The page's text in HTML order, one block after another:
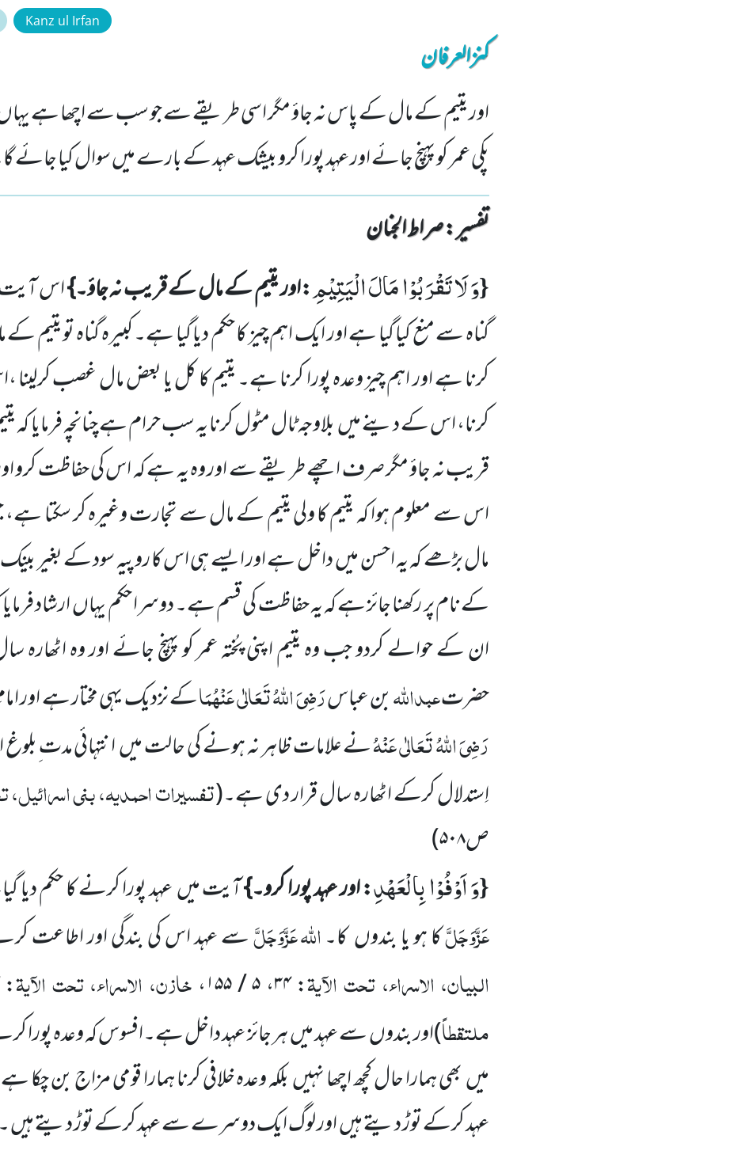
Kanz ul Irfan
کنزالعرفان
اور یتیم کے مال کے پاس نہ جاؤ مگر اسی طریقے سے جو سب سے اچھا ہے
پکی عمر کو پہنچ جائے اور عہد پورا کرو بیشک عہد کے بارے میں سوال کیا جائے
تفسیر : ‎صراط الجنان
{وَ لَا تَقْرَبُوْا مَالَ الْیَتِیْمِ:اور یتیم کے مال کے قریب نہ جاؤ۔}اس آیت
گناہ سے منع کیا گیا ہے اور ایک اہم چیز کا حکم دیا گیا ہے۔ کبیرہ گناہ تو یتیم
کرنا ہے اور اہم چیز وعدہ پورا کرنا ہے۔ یتیم کا کل یا بعض مال غصب
کرنا، اس کے دینے میں بلاوجہ ٹال مٹول کرنا یہ سب حرام ہے چنانچہ فرمایا
قریب نہ جاؤ مگر صرف اچھے طریقے سے اور وہ یہ ہے کہ اس کی حفاظت کرو
اس سے معلوم ہوا کہ یتیم کا ولی یتیم کے مال سے تجارت وغیرہ کر سکتا
مال بڑھے کہ یہ احسن میں داخل ہے اور ایسے ہی اس کا روپیہ سود کے بغیر
کے نام پر رکھنا جائز ہے کہ یہ حفاظت کی قسم ہے۔ دوسرا حکم یہاں ارشاد فرمایا
ان کے حوالے کردو جب وہ یتیم اپنی پُختہ عمر کو پہنچ جائے اور وہ اٹھارہ
حضرتعبداللّٰہبن عباسرَضِیَ اللّٰہُ تَعَالٰی عَنْہُمَاکے نزدیک یہی مختار ہے اور
رَضِیَ اللّٰہُ تَعَالٰی عَنْہُنے علامات ظاہر نہ ہونے کی حالت میں انتہائی مدت
اِستدلال کرکے اٹھارہ سال قرار دی ہے۔(تفسیرات احمدیہ، بنی اسرائیل،
ص۵۰۸)
{وَ اَوْفُوْا بِالْعَهْدِ: اور عہد پورا کرو۔}آیت میں عہد پورا کرنے کا حکم دیا
عَزَّوَجَلَّکا ہو یا بندوں کا۔اللّٰہعَزَّوَجَلَّسے عہد اس کی بندگی اور اطاعت
البیان، الاسراء، تحت الآیۃ:۳۴،۵ / ۱۵۵ ، خازن، الاسراء، تحت الآیۃ:
ملتقطاً)اور بندوں سے عہد میں ہر جائز عہد داخل ہے۔افسوس کہ وعدہ پورا
میں بھی ہمارا حال کچھ اچھا نہیں بلکہ وعدہ خلافی کرنا ہمارا قومی مزاج بن
عہد کرکے توڑ دیتے ہیں اور لوگ ایک دوسرے سے عہد کرکے توڑ دیتے ہیں ۔